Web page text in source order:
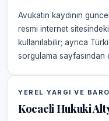
Avukatın kaydının
resmi internet sitesindeki
kullanılabilir; ayrıca
sorgulama sayfasından
YEREL YARGI VE BARO
Kocaeli Hukuki